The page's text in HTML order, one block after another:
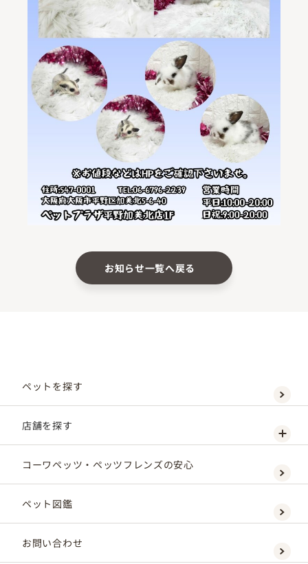
お知らせ一覧へ戻る
ペットを探す
店舗を探す
コーワペッツ・ペッツフレンズの安心
ペット図鑑
お問い合わせ